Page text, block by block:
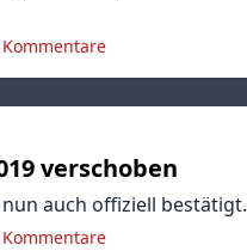
Kommentare
verschoben
auch offiziell bestätigt.
Kommentare